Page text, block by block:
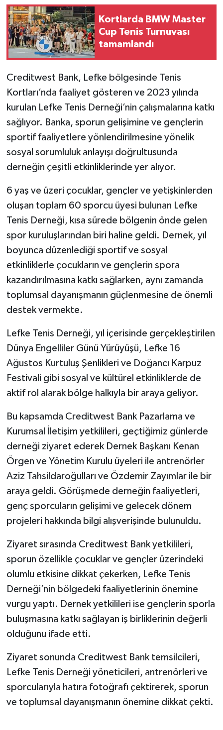
Kortlarda BMW Master
Cup Tenis Turnuvası
tamamlandı
Creditwest Bank, Lefke bölgesinde Tenis
Kortları’nda faaliyet gösteren ve 2023 yılında
kurulan Lefke Tenis Derneği’nin çalışmalarına katkı
sağlıyor. Banka, sporun gelişimine ve gençlerin
sportif faaliyetlere yönlendirilmesine yönelik
sosyal sorumluluk anlayışı doğrultusunda
derneğin çeşitli etkinliklerinde yer alıyor.
6 yaş ve üzeri çocuklar, gençler ve yetişkinlerden
oluşan toplam 60 sporcu üyesi bulunan Lefke
Tenis Derneği, kısa sürede bölgenin önde gelen
spor kuruluşlarından biri haline geldi. Dernek, yıl
boyunca düzenlediği sportif ve sosyal
etkinliklerle çocukların ve gençlerin spora
kazandırılmasına katkı sağlarken, aynı zamanda
toplumsal dayanışmanın güçlenmesine de önemli
destek vermekte.
Lefke Tenis Derneği, yıl içerisinde gerçekleştirilen
Dünya Engelliler Günü Yürüyüşü, Lefke 16
Ağustos Kurtuluş Şenlikleri ve Doğancı Karpuz
Festivali gibi sosyal ve kültürel etkinliklerde de
aktif rol alarak bölge halkıyla bir araya geliyor.
Bu kapsamda Creditwest Bank Pazarlama ve
Kurumsal İletişim yetkilileri, geçtiğimiz günlerde
derneği ziyaret ederek Dernek Başkanı Kenan
Örgen ve Yönetim Kurulu üyeleri ile antrenörler
Aziz Tahsildaroğulları ve Özdemir Zayımlar ile bir
araya geldi. Görüşmede derneğin faaliyetleri,
genç sporcuların gelişimi ve gelecek dönem
projeleri hakkında bilgi alışverişinde bulunuldu.
Ziyaret sırasında Creditwest Bank yetkilileri,
sporun özellikle çocuklar ve gençler üzerindeki
olumlu etkisine dikkat çekerken, Lefke Tenis
Derneği’nin bölgedeki faaliyetlerinin önemine
vurgu yaptı. Dernek yetkilileri ise gençlerin sporla
buluşmasına katkı sağlayan iş birliklerinin değerli
olduğunu ifade etti.
Ziyaret sonunda Creditwest Bank temsilcileri,
Lefke Tenis Derneği yöneticileri, antrenörleri ve
sporcularıyla hatıra fotoğrafı çektirerek, sporun
ve toplumsal dayanışmanın önemine dikkat çekti.